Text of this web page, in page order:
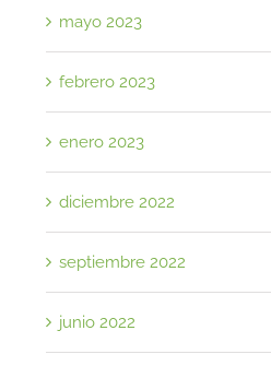
mayo 2023
febrero 2023
enero 2023
diciembre 2022
septiembre 2022
junio 2022